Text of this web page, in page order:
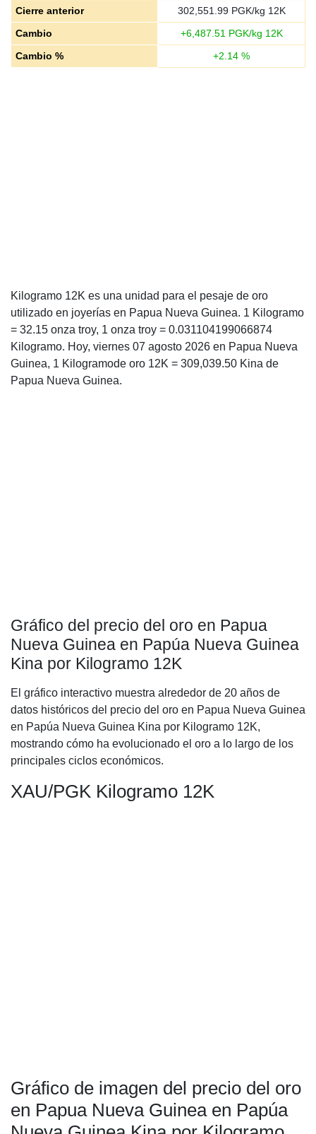
Cierre anterior
302,551.99PGK/kg 12K
Cambio
+6,487.51 PGK/kg 12K
Cambio %
+2.14 %
Kilogramo 12K es una unidad para el pesaje de oro
utilizado en joyerías en Papua Nueva Guinea. 1 Kilogramo
= 32.15 onza troy, 1 onza troy = 0.031104199066874
Kilogramo. Hoy, viernes 07 agosto 2026 en Papua Nueva
Guinea, 1 Kilogramode oro 12K = 309,039.50 Kina de
Papua Nueva Guinea.
Gráfico del precio del oro en Papua
Nueva Guinea en Papúa Nueva Guinea
Kina por Kilogramo 12K
El gráfico interactivo muestra alrededor de 20 años de
datos históricos del precio del oro en Papua Nueva Guinea
en Papúa Nueva Guinea Kina por Kilogramo 12K,
mostrando cómo ha evolucionado el oro a lo largo de los
principales ciclos económicos.
XAU/PGK Kilogramo 12K
Gráfico de imagen del precio del oro
en Papua Nueva Guinea en Papúa